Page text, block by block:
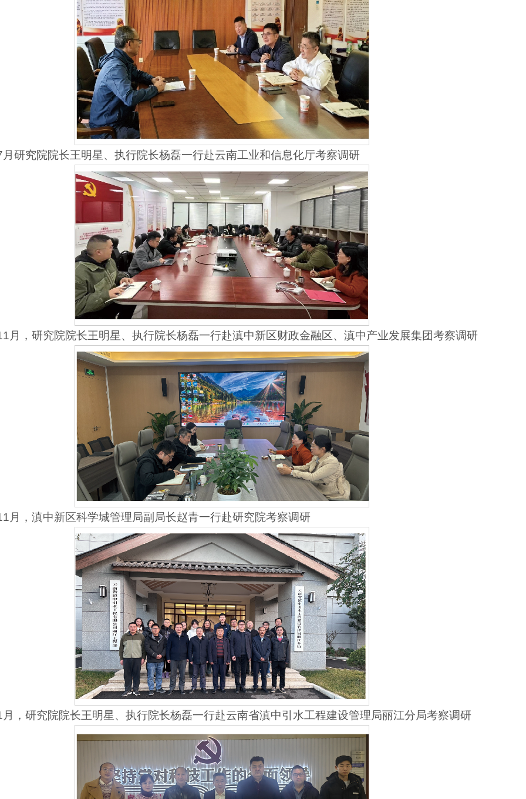
研究院院长王明星、执行院长杨磊一行赴云南工业和信息化厅考察调研
月，研究院院长王明星、执行院长杨磊一行赴滇中新区财政金融区、滇中产业发展集团考察调研
月，滇中新区科学城管理局副局长赵青一行赴研究院考察调研
，研究院院长王明星、执行院长杨磊一行赴云南省滇中引水工程建设管理局丽江分局考察调研